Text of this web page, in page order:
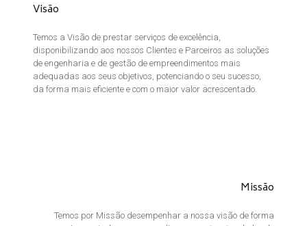
Visão
Temos a Visão de prestar serviços de excelência,
disponibilizando aos nossos Clientes e Parceiros as soluções
de engenharia e de gestão de empreendimentos mais
adequadas aos seus objetivos, potenciando o seu sucesso,
da forma mais eficiente e com o maior valor acrescentado.
Missão
Temos por Missão desempenhar a nossa visão de forma